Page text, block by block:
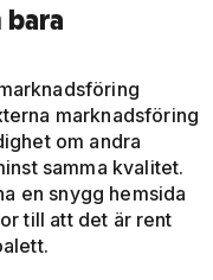
bara
marknadsföring
om andra
samma kvalitet.
en snygg hemsida
till att det är rent